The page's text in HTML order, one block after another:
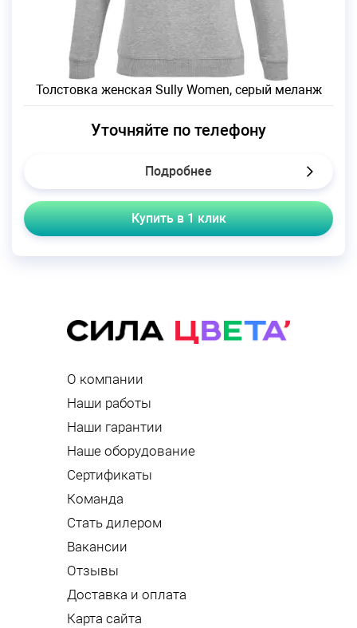
Толстовка женская Sully Women, серый меланж
Уточняйте по телефону
Подробнее
Купить в 1 клик
О компании
Наши работы
Наши гарантии
Наше оборудование
Сертификаты
Команда
Стать дилером
Вакансии
Отзывы
Доставка и оплата
Карта сайта